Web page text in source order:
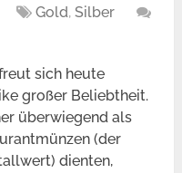
Gold,Silber
sich heute
großer Beliebtheit.
überwiegend als
(der
dienten,